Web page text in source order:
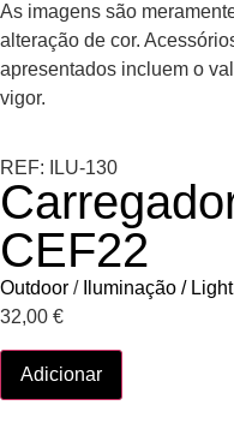
As imagens são
alteração de cor.
apresentados incluem o
vigor.
REF: ILU-130
CEF22
Outdoor / Iluminação / Light
32,00 €
Adicionar